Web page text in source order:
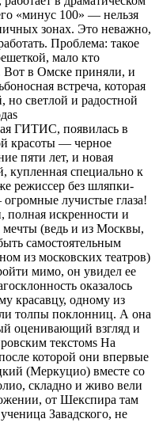
«минус 100» — нельзя
зонах. Это неважно,
Проблема: такое
мало кто
Вот в Омске приняли, и
встреча, которая
но светлой и радостной
ГИТИС, появилась в
красоты — черное
пяти лет, и новая
купленная специально к
режиссер без шляпки-
лучистые глаза!
полная искренности и
мечты (ведь и из Москвы,
самостоятельным
из московских театров)
мимо, он увидел ее
оказалось
красавцу, одному из
толпы поклонниц. А она
оценивающий взгляд и
текстомѕ На
которой они впервые
(Меркуцио) вместе со
складно и живо вели
от Шекспира там
Завадского, не